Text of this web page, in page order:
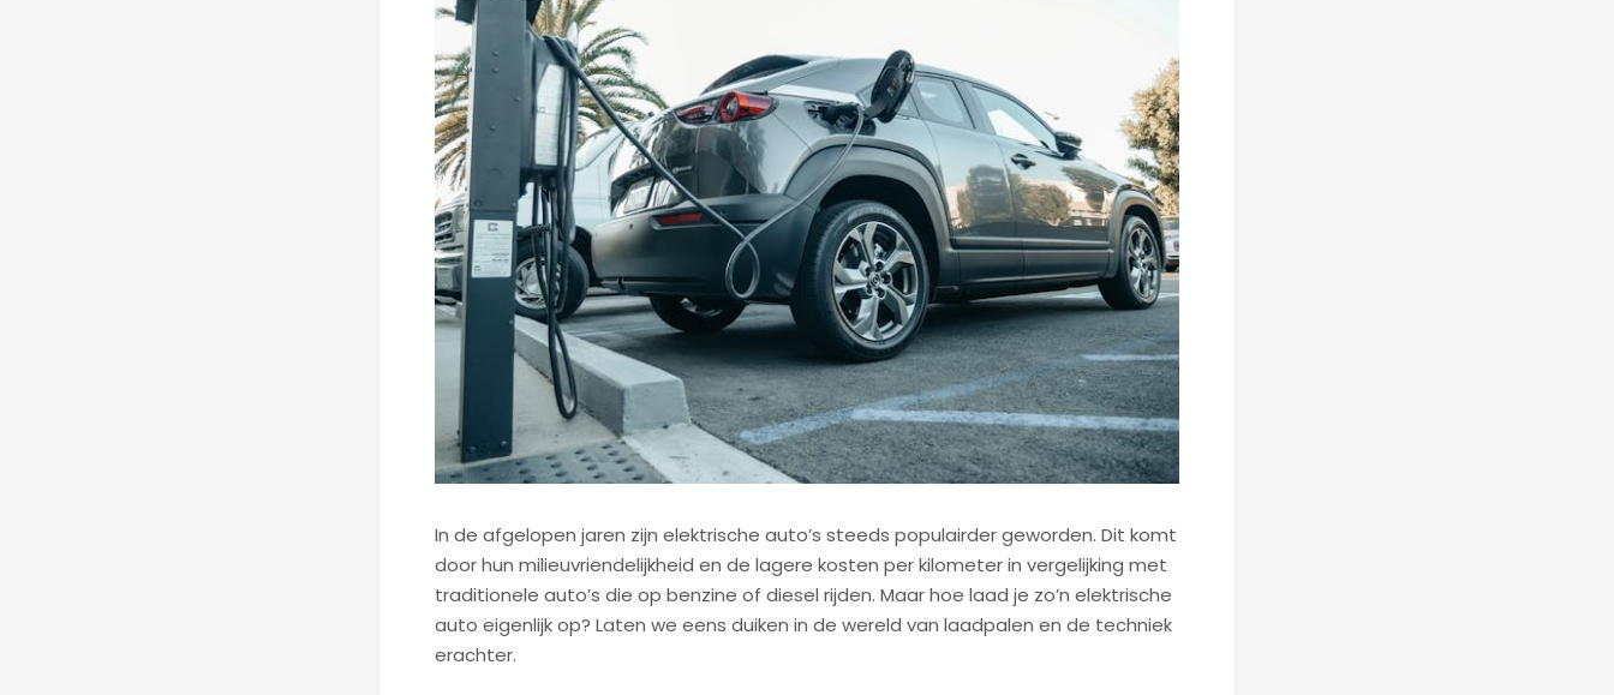
In de afgelopen jaren zijn elektrische auto’s steeds populairder geworden. Dit komt
door hun milieuvriendelijkheid en de lagere kosten per kilometer in vergelijking met
traditionele auto’s die op benzine of diesel rijden. Maar hoe laad je zo’n elektrische
auto eigenlijk op? Laten we eens duiken in de wereld van laadpalen en de techniek
erachter.